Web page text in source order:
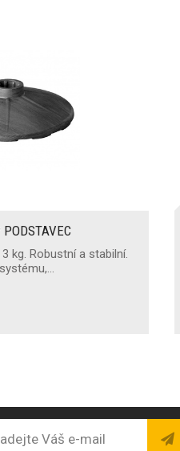
kg. Robustní a stabilní.